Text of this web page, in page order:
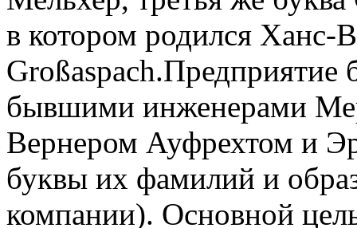
в котором родился Ханс-
Großaspach.Предприятие
бывшими инженерами
Вернером Ауфрехтом и
буквы их фамилий и
компании). Основной